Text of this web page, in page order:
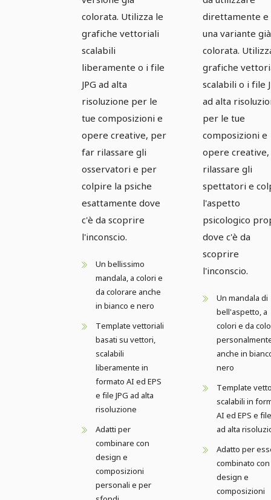
colorata. Utilizza le
grafiche vettoriali
scalabili
liberamente o i file
JPG ad alta
risoluzione per le
tue composizioni e
opere creative, per
far rilassare gli
osservatori e per
colpire la psiche
esattamente dove
c'è da scoprire
l'inconscio.
Un bellissimo
mandala, a colori e
da colorare anche
in bianco e nero
Template vettoriali
basati su vettori,
scalabili
liberamente in
formato AI ed EPS
e file JPG ad alta
risoluzione
Adatti per
combinare con
design e
composizioni
personali e per
direttamente e
una variante già
colorata.
grafiche
scalabili o i file
ad alta
per le tue
composizioni e
opere
rilassare gli
spettatori e
l'aspetto
psicologico
dove c'è da
scoprire
l'inconscio.
Un mandala di
bell'aspetto, a
colori e da
anche in
nero
Template
scalabili in
AI ed EPS e
ad alta
Adatto per
combinato con
design e
composizioni